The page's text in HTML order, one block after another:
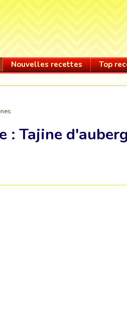
Nouvelles recettes Top
: Tajine